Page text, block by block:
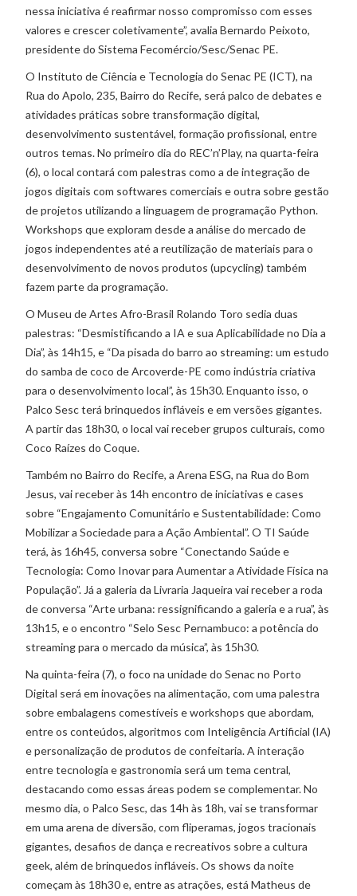
nessa iniciativa é reafirmar nosso compromisso com esses
valores e crescer coletivamente”, avalia Bernardo Peixoto,
presidente do Sistema Fecomércio/Sesc/Senac PE.
O Instituto de Ciência e Tecnologia do Senac PE (ICT), na
Rua do Apolo, 235, Bairro do Recife, será palco de debates e
atividades práticas sobre transformação digital,
desenvolvimento sustentável, formação profissional, entre
outros temas. No primeiro dia do REC’n’Play, na quarta-feira
(6), o local contará com palestras como a de integração de
jogos digitais com softwares comerciais e outra sobre gestão
de projetos utilizando a linguagem de programação Python.
Workshops que exploram desde a análise do mercado de
jogos independentes até a reutilização de materiais para o
desenvolvimento de novos produtos (upcycling) também
fazem parte da programação.
O Museu de Artes Afro-Brasil Rolando Toro sedia duas
palestras: “Desmistificando a IA e sua Aplicabilidade no Dia a
Dia”, às 14h15, e “Da pisada do barro ao streaming: um estudo
do samba de coco de Arcoverde-PE como indústria criativa
para o desenvolvimento local”, às 15h30. Enquanto isso, o
Palco Sesc terá brinquedos infláveis e em versões gigantes.
A partir das 18h30, o local vai receber grupos culturais, como
Coco Raízes do Coque.
Também no Bairro do Recife, a Arena ESG, na Rua do Bom
Jesus, vai receber às 14h encontro de iniciativas e cases
sobre “Engajamento Comunitário e Sustentabilidade: Como
Mobilizar a Sociedade para a Ação Ambiental”. O TI Saúde
terá, às 16h45, conversa sobre “Conectando Saúde e
Tecnologia: Como Inovar para Aumentar a Atividade Física na
População”. Já a galeria da Livraria Jaqueira vai receber a roda
de conversa “Arte urbana: ressignificando a galeria e a rua”, às
13h15, e o encontro “Selo Sesc Pernambuco: a potência do
streaming para o mercado da música”, às 15h30.
Na quinta-feira (7), o foco na unidade do Senac no Porto
Digital será em inovações na alimentação, com uma palestra
sobre embalagens comestíveis e workshops que abordam,
entre os conteúdos, algoritmos com Inteligência Artificial (IA)
e personalização de produtos de confeitaria. A interação
entre tecnologia e gastronomia será um tema central,
destacando como essas áreas podem se complementar. No
mesmo dia, o Palco Sesc, das 14h às 18h, vai se transformar
em uma arena de diversão, com fliperamas, jogos tracionais
gigantes, desafios de dança e recreativos sobre a cultura
geek, além de brinquedos infláveis. Os shows da noite
começam às 18h30 e, entre as atrações, está Matheus de